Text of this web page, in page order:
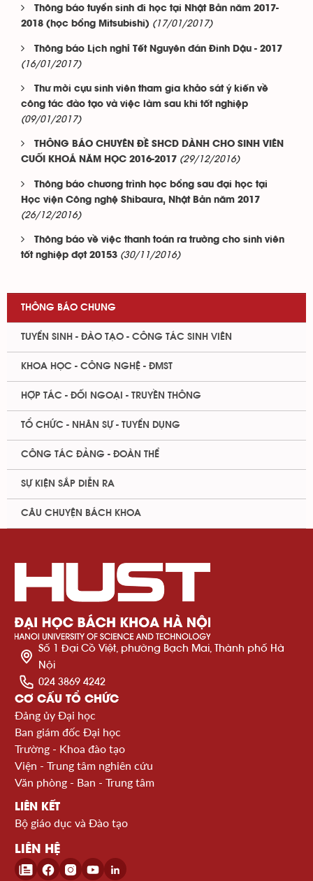
Thông báo tuyển sinh đi học tại Nhật Bản năm 2017-
2018 (học bổng Mitsubishi) (17/01/2017)
Thông báo Lịch nghỉ Tết Nguyên đán Đinh Dậu - 2017
(16/01/2017)
Thư mời cựu sinh viên tham gia khảo sát ý kiến về
công tác đào tạo và việc làm sau khi tốt nghiệp
(09/01/2017)
THÔNG BÁO CHUYÊN ĐỀ SHCD DÀNH CHO SINH VIÊN
CUỐI KHOÁ NĂM HỌC 2016-2017 (29/12/2016)
Thông báo chương trình học bổng sau đại học tại
Học viện Công nghệ Shibaura, Nhật Bản năm 2017
(26/12/2016)
Thông báo về việc thanh toán ra trường cho sinh viên
tốt nghiệp đợt 20153 (30/11/2016)
THÔNG BÁO CHUNG
TUYỂN SINH - ĐÀO TẠO - CÔNG TÁC SINH VIÊN
KHOA HỌC - CÔNG NGHỆ - ĐMST
HỢP TÁC - ĐỐI NGOẠI - TRUYỀN THÔNG
TỔ CHỨC - NHÂN SỰ - TUYỂN DỤNG
CÔNG TÁC ĐẢNG - ĐOÀN THỂ
SỰ KIỆN SẮP DIỄN RA
CÂU CHUYỆN BÁCH KHOA
Số 1 Đại Cồ Việt, phường Bạch Mai, Thành phố Hà
Nội
024 3869 4242
CƠ CẤU TỔ CHỨC
Đảng ủy Đại học
Ban giám đốc Đại học
Trường - Khoa đào tạo
Viện - Trung tâm nghiên cứu
Văn phòng - Ban - Trung tâm
LIÊN KẾT
Bộ giáo dục và Đào tạo
LIÊN HỆ